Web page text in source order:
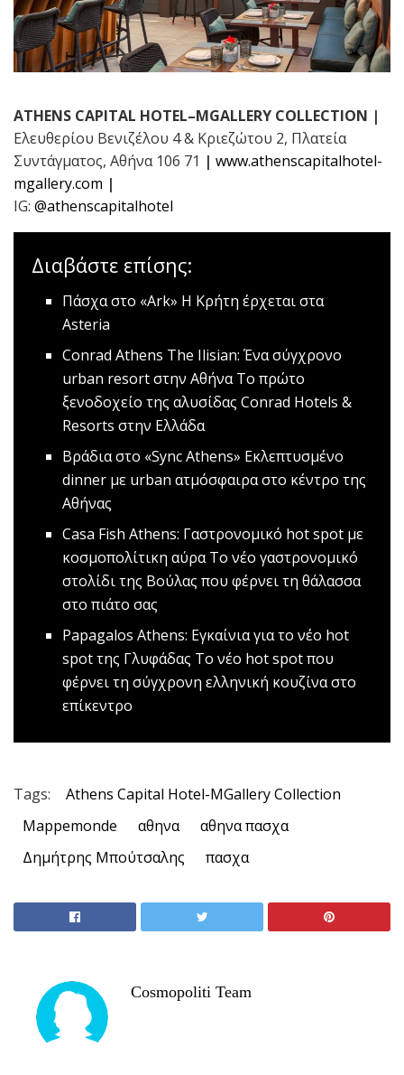
ATHENS CAPITAL HOTEL–MGALLERY COLLECTION |
Ελευθερίου Βενιζέλου 4 & Κριεζώτου 2, Πλατεία
Συντάγματος, Αθήνα 106 71 | www.athenscapitalhotel-
mgallery.com |
IG: @athenscapitalhotel
Διαβάστε επίσης:
Πάσχα στο «Ark» Η Κρήτη έρχεται στα
Asteria
Conrad Athens The Ilisian: Ένα σύγχρονο
urban resort στην ΑθήναΤο πρώτο
ξενοδοχείο της αλυσίδας Conrad Hotels &
Resorts στην Ελλάδα
Bράδια στο «Sync Athens» Εκλεπτυσμένο
dinner με urban ατμόσφαιρα στο κέντρο της
Αθήνας
Casa Fish Athens: Γαστρονομικό hot spot με
κοσμοπολίτικη αύραΤο νέο γαστρονομικό
στολίδι της Βούλας που φέρνει τη θάλασσα
στο πιάτο σας
Papagalos Athens: Εγκαίνια για το νέο hot
spot της Γλυφάδας Το νέο hot spot που
φέρνει τη σύγχρονη ελληνική κουζίνα στο
επίκεντρο
Tags:
Athens Capital Hotel-MGallery Collection
Mappemonde
αθηνα
αθηνα πασχα
Δημήτρης Μπούτσαλης
πασχα
Cosmopoliti Team